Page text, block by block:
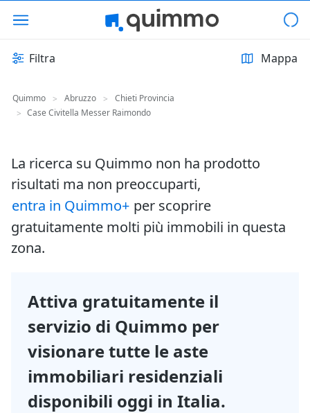
Filtra Mappa
Quimmo > Abruzzo >
Chieti Provincia
> Case Civitella Messer Raimondo
La ricerca su Quimmo non ha prodotto
risultati ma non preoccuparti,
entra in Quimmo+ per scoprire
gratuitamente molti più immobili in questa
zona.
Attiva gratuitamente il
servizio di Quimmo per
visionare tutte le aste
immobiliari residenziali
disponibili oggi in Italia.